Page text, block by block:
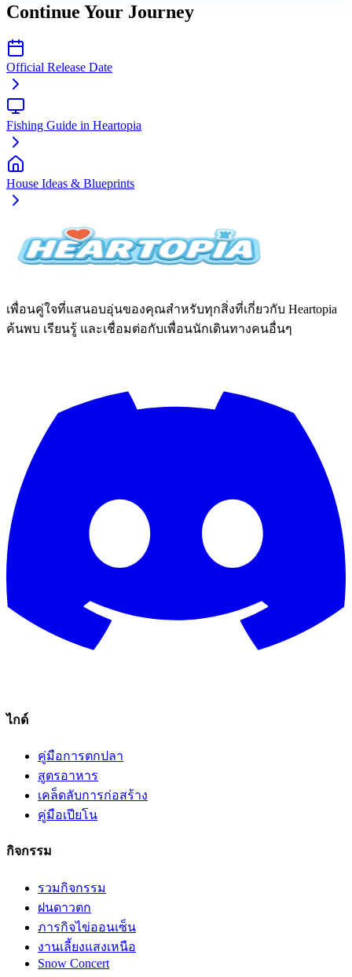
Continue Your Journey
Official Release Date
Fishing Guide in Heartopia
House Ideas & Blueprints
เพื่อนคู่ใจที่แสนอบอุ่นของคุณสำหรับทุกสิ่งที่เกี่ยวกับ Heartopia
ค้นพบ เรียนรู้ และเชื่อมต่อกับเพื่อนนักเดินทางคนอื่นๆ
ไกด์
คู่มือการตกปลา
สูตรอาหาร
เคล็ดลับการก่อสร้าง
คู่มือเปียโน
กิจกรรม
รวมกิจกรรม
ฝนดาวตก
ภารกิจไข่ออนเซ็น
งานเลี้ยงแสงเหนือ
Snow Concert